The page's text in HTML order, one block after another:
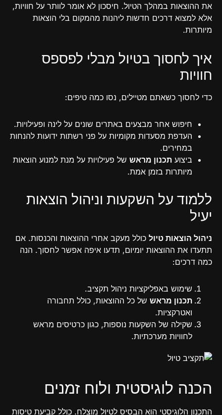
את ההוצאות במהלך הטיול. חיסכון לא אומר לוותר על חוויות,
אלא למצוא דרכים חדשות ליהנות מהמקום בלי הוצאות
מיותרות.
איך לחסוך בטיול מבלי לפספס
חוויות
כדי לחסוך כשאתם מטיילים, נסו כמה טיפים:
חיפוש אחר מבצעים באתרים שונים על לינה ופעילויות.
העדפת מסעדות מקומיות על פני רשתות ידועות להנחות
במחירים.
ביצוע תכנון מראש של פעילויות על מנת למנוע הוצאות
מיותרות בזמן אמת.
ללמוד על השקעות וניהול הוצאות
יעיל
ניהול הוצאות טיול כולל מעקב אחרי ההוצאות והכנסות. אם
תתעדו את ההוצאות יומיום, תדעו איפה אפשר לחסוך. הנה
כמה דרכים:
שימוש באפליקציות ניהול תקציב.
תכנון מראש של כל ההוצאות, כולל תחבורה
ואטרקציות.
שקילה של השקעות נוספות, כגון כרטיסים מראש
לחוויות מערכתיות.
הכנה לוגיסטית ולוח זמנים
התכנון הלוגיסטי הוא הבסיס לטיול מוצלח. כולל קביעת טיסות